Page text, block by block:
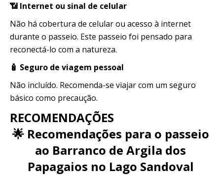
📶 Internet ou sinal de celular
Não há cobertura de celular ou acesso à internet
durante o passeio. Este passeio foi pensado para
reconectá-lo com a natureza.
🧴 Seguro de viagem pessoal
Não incluído. Recomenda-se viajar com um seguro
básico como precaução.
RECOMENDAÇÕES
🌟 Recomendações para o passeio
ao Barranco de Argila dos
Papagaios no Lago Sandoval